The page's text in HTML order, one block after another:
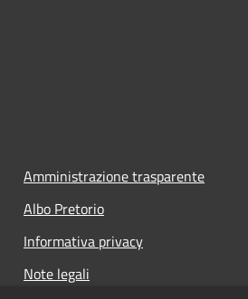
Amministrazione trasparente
Albo Pretorio
Informativa privacy
Note legali